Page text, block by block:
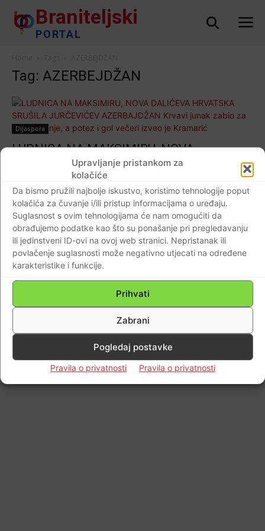
Upravljanje pristankom za
kolačiće
Da bismo pružili najbolje iskustvo, koristimo tehnologije poput
kolačića za čuvanje i/ili pristup informacijama o uređaju.
Suglasnost s ovim tehnologijama će nam omogućiti da
obrađujemo podatke kao što su ponašanje pri pregledavanju
ili jedinstveni ID-ovi na ovoj web stranici. Nepristanak ili
povlačenje suglasnosti može negativno utjecati na određene
karakteristike i funkcije.
Prihvati
Zabrani
Pogledaj postavke
Pravila o privatnosti Pravila o privatnosti
Braniteljski
PORTAL
Tag: AZERBEJDŽAN
Dijaspora
LUDNICA NA MAKSIMIRU, NOVA
DALIĆEVA HRVATSKA SRUŠILA
JURČEVIĆEV AZERBAJDŽAN Krvavi junak
zabio za izjednačenje, a potez i gol večeri
izveo je Kramarić
Braniteljski portal 22.03.2019
Impressum Kontaktirajte nas Pravila o privatnosti
© Newspaper WordPress Theme by TagDiv